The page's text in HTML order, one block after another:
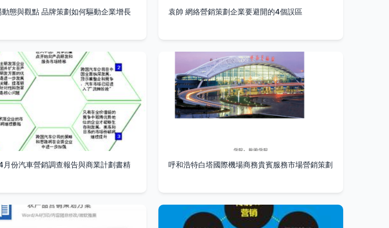
態與觀點 品牌策劃如何驅動企業增長
袁帥 網絡營銷策劃企業要避開的4個誤區
份汽車營銷調查報告與商業計劃書精
呼和浩特白塔國際機場商務貴賓服務市場營銷策劃